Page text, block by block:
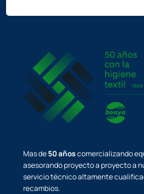
Mas de50 añoscomercializando
asesorando proyecto a proyecto a
servicio técnico altamente
recambios.